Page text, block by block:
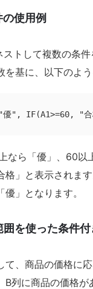
使用例
ストして複数の条
を基に、以下のよ
優", IF(A1>=60, "
なら「優」、60以
格」と表示されま
」となります。
を使った条件付
て、商品の価格に
B列に商品の価格が